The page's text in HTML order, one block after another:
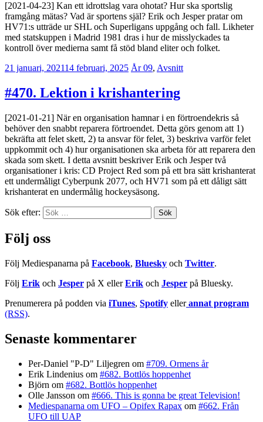
[2021-04-23] Kan ett idrottslag vara ohotat? Hur ska sportslig
framgång mätas? Vad är sportens själ? Erik och Jesper pratar om
HV71:s utträde ur SHL och Superligans uppgång och fall. Likheter
med statskuppen i Madrid 1981 dras i hur de misslyckades ta
kontroll över medierna samt få stöd bland eliter och folket.
21 januari, 202114 februari, 2025 Erik
År 09, Avsnitt
#470. Lektion i krishantering
[2021-01-21] När en organisation hamnar i en förtroendekris så
behöver den snabbt reparera förtroendet. Detta görs genom att 1)
bekräfta att felet skett, 2) ta ansvar för felet, 3) beskriva varför felet
uppkommit och 4) hur organisationen ska arbeta för att reparera den
skada som skett. I detta avsnitt beskriver Erik och Jesper två
organisationer i kris: CD Project Red som på ett bra sätt krishanterat
ett undermåligt Cyberpunk 2077, och HV71 som på ett dåligt sätt
krishanterat en undermålig hockeysäsong.
Sök efter:
Följ oss
Följ Mediespanarna på Facebook, Bluesky och Twitter.
Följ Erik och Jesper på X ellerErik och Jesper på Bluesky.
Prenumerera på podden via iTunes, Spotify eller annat program
(RSS).
Senaste kommentarer
Per-Daniel "P-D" Liljegren om #709. Ormens år
Erik Lindenius om #682. Bottlös hoppenhet
Björn om #682. Bottlös hoppenhet
Olle Jansson om #666. This is gonna be great Television!
Mediespanarna om UFO – Opifex Rapax om #662. Från
UFO till UAP